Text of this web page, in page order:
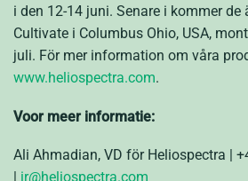
i den 12-14 juni. Senare i kommer
Cultivate i Columbus Ohio, USA,
juli. För mer information om våra
www.heliospectra.com.
Voor meer informatie:
Ali Ahmadian, VD för Heliospectra |
| ir@heliospectra.com